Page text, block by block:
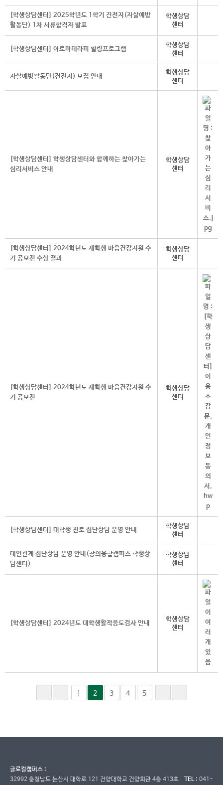
[학생상담센터] 2025학년도 1학기 건전지(자살예방
활동단) 1차 서류합격자 발표
학생상담
센터
[학생상담센터] 아로마테라피 힐링프로그램
학생상담
센터
자살예방활동단(건전지) 모집 안내
학생상담
센터
[학생상담센터] 학생상담센터와 함께하는 찾아가는
심리서비스 안내
학생상담
센터
[학생상담센터] 2024학년도 재학생 마음건강지원 수
기 공모전 수상 결과
학생상담
센터
[학생상담센터] 2024학년도 재학생 마음건강지원 수
기 공모전
학생상담
센터
[학생상담센터] 대학생 진로 집단상담 운영 안내
학생상담
센터
대인관계 집단상담 운영 안내(창의융합캠퍼스 학생상
담센터)
학생상담
센터
[학생상담센터] 2024년도 대학생활적응도검사 안내
학생상담
센터
1 2 3 4 5
글로컬캠퍼스 :
32992 충청남도 논산시 대학로 121 건양대학교 건양회관 4층 413호
TEL : 041-